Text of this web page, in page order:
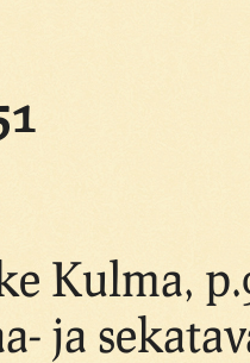
Kulma,
ja